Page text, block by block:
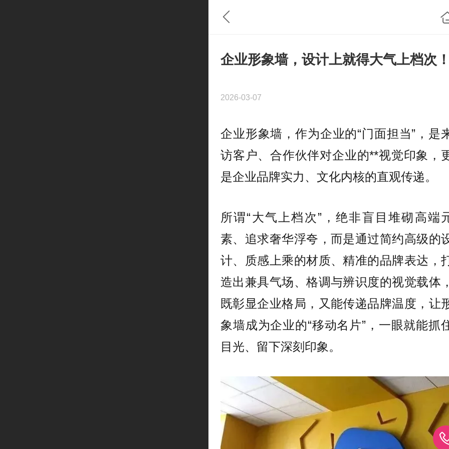
企业形象墙，设计上就得大气上档次！
2026-03-07
企业形象墙，作为企业的“门面担当”，是
访客户、合作伙伴对企业的**视觉印象，
是企业品牌实力、文化内核的直观传递。
所谓“大气上档次”，绝非盲目堆砌高端
素、追求奢华浮夸，而是通过简约高级的
计、质感上乘的材质、精准的品牌表达，
造出兼具气场、格调与辨识度的视觉载体，
既彰显企业格局，又能传递品牌温度，让
象墙成为企业的“移动名片”，一眼就能抓
目光、留下深刻印象。